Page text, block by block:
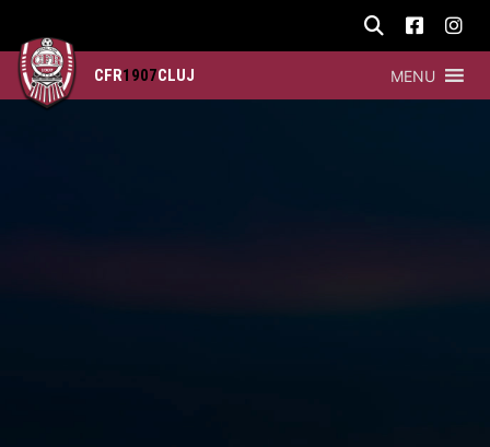
CFR1907CLUJ MENU